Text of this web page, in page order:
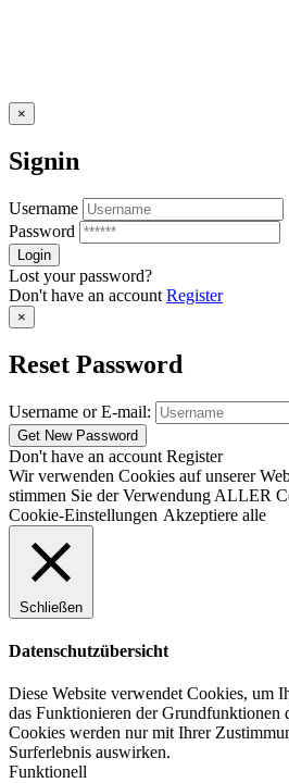
×
Signin
Username
Password
Lost your password?
Don't have an account Register
×
Reset Password
Username or E-mail:
Don't have an account Register
Wir verwenden Cookies auf unserer
stimmen Sie der Verwendung ALLER
Cookie-Einstellungen Akzeptiere alle
Schließen
Datenschutzübersicht
Diese Website verwendet Cookies, um
das Funktionieren der Grundfunktionen
Cookies werden nur mit Ihrer
Surferlebnis auswirken.
Funktionell